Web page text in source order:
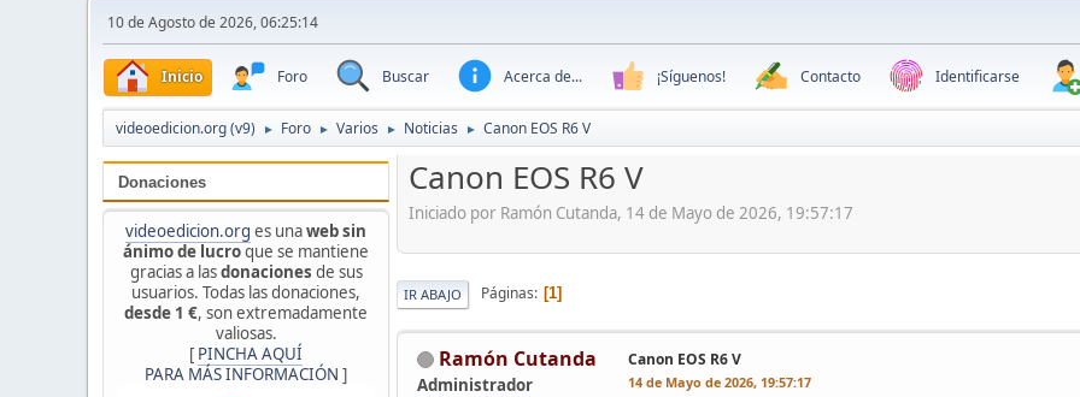
10 de Agosto de 2026, 06:25:14
Inicio Foro Buscar Acerca de... ¡Síguenos! Contacto Identificarse
videoedicion.org (v9) ► Foro ► Varios ► Noticias ► Canon EOS R6 V
Donaciones
videoedicion.org es unaweb sin
ánimo de lucroque se mantiene
gracias a lasdonaciones de sus
usuarios. Todas las donaciones,
desde 1 €, son extremadamente
valiosas.
[ PINCHA AQUÍ
PARA MÁS INFORMACIÓN ]
Canon EOS R6 V
Iniciado por Ramón Cutanda, 14 de Mayo de 2026, 19:57:17
IR ABAJO Páginas 1
Ramón Cutanda
Administrador
Canon EOS R6 V
14 de Mayo de 2026, 19:57:17